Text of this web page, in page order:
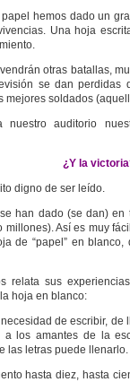
hemos dado un
Una hoja
otras batallas,
se dan perdidas
mejores soldados
nuestro auditorio
¿Y la
digno de ser leído.
han dado (se dan)
millones). Así es muy
de “papel” en
relata sus
hoja en blanco:
de escribir,
a los amantes de la
las letras puede llenarlo.
hasta diez, hasta